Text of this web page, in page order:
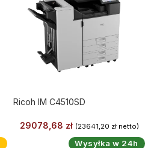
Ricoh IM C4510SD
29078,68 zł (23641,20 złnetto)
Wysyłka w 24h